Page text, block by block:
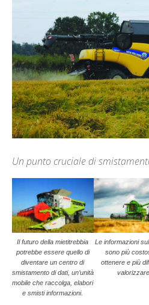
Un punto cruciale di
Il futuro della mietitrebbia
potrebbe essere quello di
diventare un centro di
smistamento di dati, un’unità
mobile che raccolga, elabori
e smisti informazioni.
Le informazioni
sono più
ottenere e più
valorizzare.